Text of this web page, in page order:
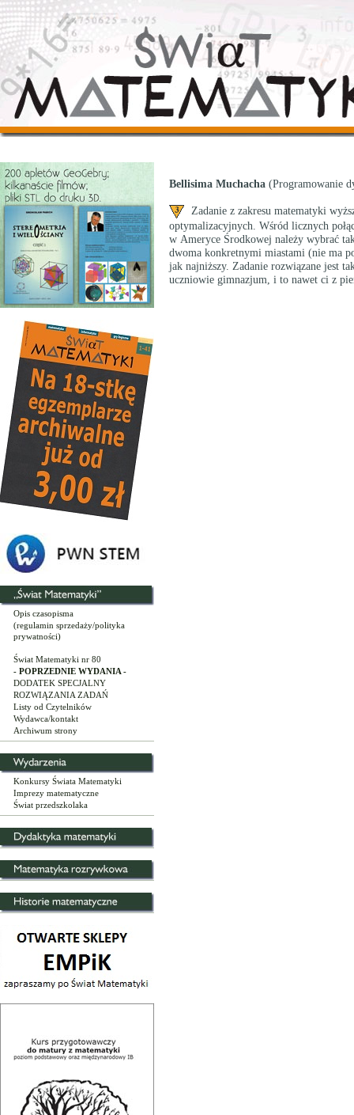
Opis czasopisma
(regulamin sprzedaży/polityka
prywatności)
Świat Matematyki nr 80
- POPRZEDNIE WYDANIA -
DODATEK SPECJALNY
ROZWIĄZANIA ZADAŃ
Listy od Czytelników
Wydawca/kontakt
Archiwum strony
Konkursy Świata Matematyki
Imprezy matematyczne
Świat przedszkolaka
Bellisima Muchacha (Programowanie
Zadanie z zakresu matematyki
optymalizacyjnych. Wśród licznych
w Ameryce Środkowej należy wybrać
dwoma konkretnymi miastami (nie ma
jak najniższy. Zadanie rozwiązane jest
uczniowie gimnazjum, i to nawet ci z